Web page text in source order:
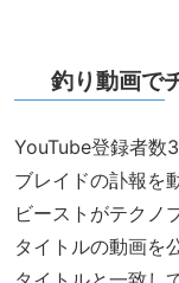
釣り動画で
YouTube登録者数
ブレイドの訃報を
ビーストがテクノ
タイトルの動画を